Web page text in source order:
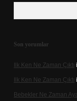
Son yorumlar
Ilk Ken Ne Zaman Çıktı
Ilk Ken Ne Zaman Çıktı
Bebekler Ne Zaman